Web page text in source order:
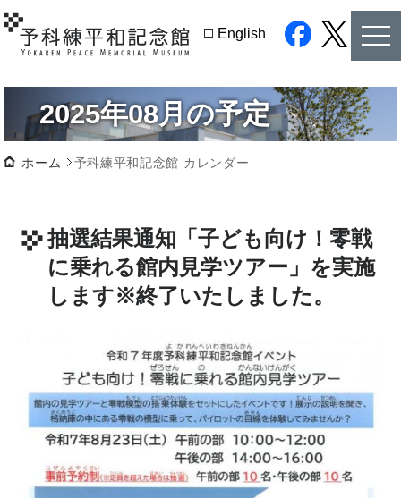
English
twitter
2025年08月の予定
ホーム 予科練平和記念館 カレンダー
抽選結果通知「子ども向け！零戦
に乗れる館内見学ツアー」を実施
します※終了いたしました。